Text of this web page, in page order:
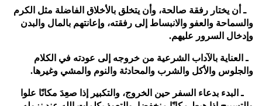
8 ـ أن يختار رفقة صالحة، وأن يتخلق بالأخلاق الفاضلة مثل الكرم
والسماحة والعفو والانبساط إلى رفقته، وإعانتهم بالمال والبدن
وإدخال السرور عليهم.
9ـ العناية بالآداب الشرعية من خروجه إلى عودته في الكلام
والجلوس والأكل والشرب والمحادثة والنوم والمشي وغيرها.
10ـ البدء بدعاء السفر حين الخروج، والتكبير إذا صعِدَ مكانًا علوا